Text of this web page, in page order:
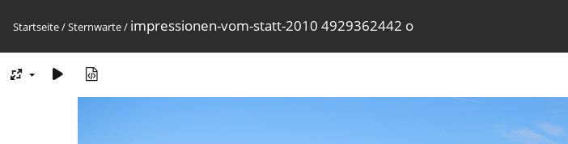
Startseite/Sternwarte/ impressionen-vom-statt-2010 4929362442 o